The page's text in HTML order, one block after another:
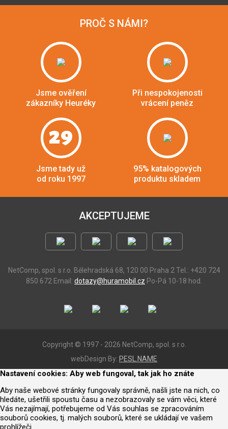
PROČ S NÁMI?
Jsme ověření
zákazníky Heuréky
Při nespokojenosti
vrácení peněz
29
Jsme tady už
od roku 1997
95% katalogových
produktu skladem
AKCEPTUJEME
NetComp, spol. s r.o. Bělehradská 68, 120 00 Praha 2 Tel.: +420 724
850 672 Email: dotazy@huramobil.cz Po-Pá 10-18 hod.
Copyright © 1997 - 2026 NetComp, spol. s r.o.
webDesign By: PESL.NAME
Nastavení cookies: Aby web fungoval, tak jak ho znáte
Aby naše webové stránky fungovaly správně, našli jste na nich, co
hledáte, ušetřili spoustu času a nezobrazovaly se vám věci, které
Vás nezajímají, potřebujeme od Vás souhlas se zpracováním
souborů cookies, tj. malých souborů, které se ukládají ve vašem
prohlížeči.